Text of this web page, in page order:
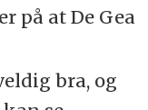
på at De Gea
bra, og